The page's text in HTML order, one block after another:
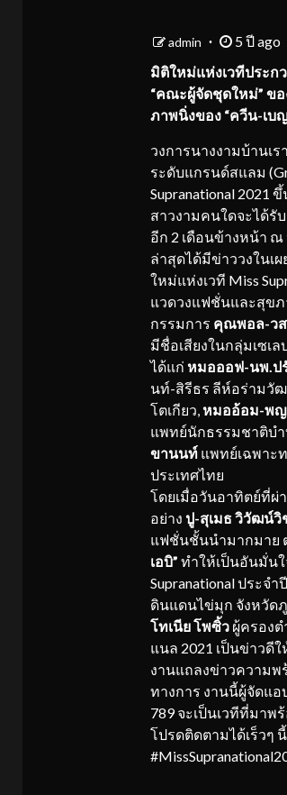
admin 5 ปี ago
มิติใหม่แห่งเวทีประก
“คณะผู้จัดชุดใหม่” ขอ
ภาพนิ่งของ “ควีน-เบ
วงการนางงามบ้านเร
ระดับแกรนด์สแลม
Supranational 2021
สาวงามคนใดจะได้รั
อีก 2 เดือนข้างหน้า
ล่าสุดได้มีข่าววงในเ
ใหม่แห่งเวที Miss
แวดวงแฟชั่นและสุข
กรรมการ คุณพอล-ว
มีชื่อเสียงในกลุ่มเซเ
ได้แก่ หมอออฟ-นพ.ป
นท์-สิรีธร ลีห์อร่ามวัฒ
โตเกียว, หมออ้อม-พ
แพทย์นักธรรมชาติบำ
ขานนท์แพทย์เฉพาะ
ประเทศไทย
โดยเมื่อวันอาทิตย์ที่ผ่
อย่าง ปู-สุเมธ วิวัฒน์วิ
แฟชั่นชั้นนำมากมาย
เอบิ” ทำให้เป็นอันมั่นใ
Supranational ประจ
ดินแดนไข่มุก จังหวัด
โทเนีย โพซิ้วผู้ครองต
แนล 2021 เป็นข่าวดี
งานแถลงข่าวความพ
ทางการ งานนี้ผู้จัดแอ
789 จะเป็นเวทีที่มาพ
โปรดติดตามได้เร็วๆ นี้